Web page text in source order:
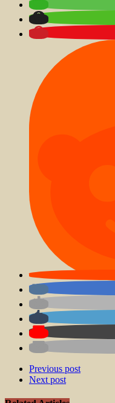
Previous post
Next post